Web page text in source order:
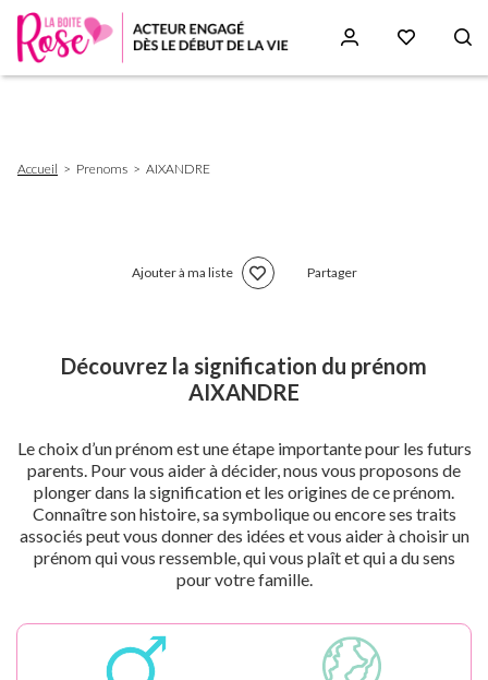
d'Ariane
Accueil Prenoms AIXANDRE
Ajouter à ma liste Partager
Découvrez la signification du prénom
AIXANDRE
Le choix d’un prénom est une étape importante pour les futurs
parents. Pour vous aider à décider, nous vous proposons de
plonger dans la signification et les origines de ce prénom.
Connaître son histoire, sa symbolique ou encore ses traits
associés peut vous donner des idées et vous aider à choisir un
prénom qui vous ressemble, qui vous plaît et qui a du sens
pour votre famille.